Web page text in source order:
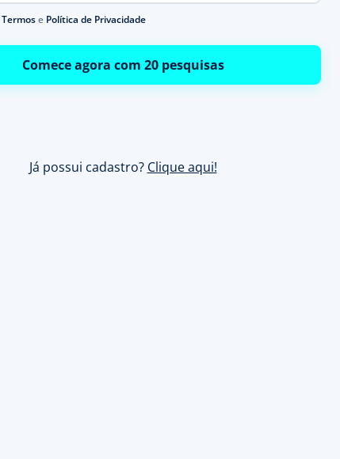
Termose Política de Privacidade
Comece agora com 20 pesquisas
Já possui cadastro? Clique aqui!